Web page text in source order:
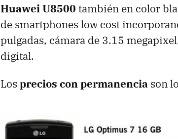
Huawei U8500 también en color
de smartphones low cost
pulgadas, cámara de 3.15
digital.
Los precios con permanencia son